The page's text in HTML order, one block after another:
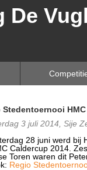
Stedentoernooi
3 juli 2014, Sije
28 juni werd bij
Caldercup 2014.
Toren waren dit
Regio